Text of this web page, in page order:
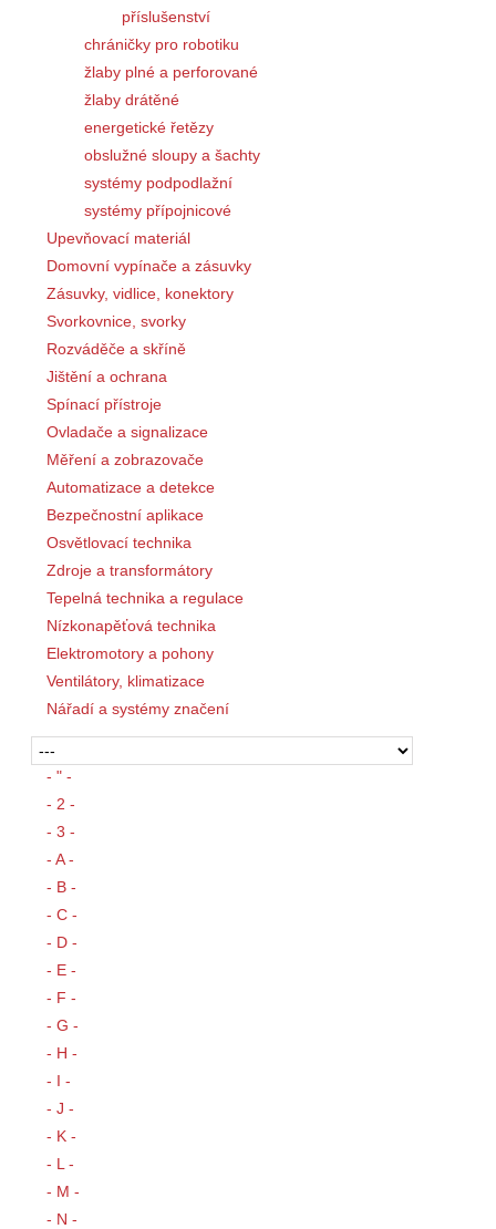
příslušenství
chráničky pro robotiku
žlaby plné a perforované
žlaby drátěné
energetické řetězy
obslužné sloupy a šachty
systémy podpodlažní
systémy přípojnicové
Upevňovací materiál
Domovní vypínače a zásuvky
Zásuvky, vidlice, konektory
Svorkovnice, svorky
Rozváděče a skříně
Jištění a ochrana
Spínací přístroje
Ovladače a signalizace
Měření a zobrazovače
Automatizace a detekce
Bezpečnostní aplikace
Osvětlovací technika
Zdroje a transformátory
Tepelná technika a regulace
Nízkonapěťová technika
Elektromotory a pohony
Ventilátory, klimatizace
Nářadí a systémy značení
- " -
- 2 -
- 3 -
- A -
- B -
- C -
- D -
- E -
- F -
- G -
- H -
- I -
- J -
- K -
- L -
- M -
- N -